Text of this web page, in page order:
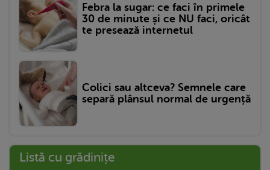
Febra la sugar: ce faci în primele
30 de minute și ce NU faci, oricât
te presează internetul
Colici sau altceva? Semnele care
separă plânsul normal de urgență
Listă cu grădinițe